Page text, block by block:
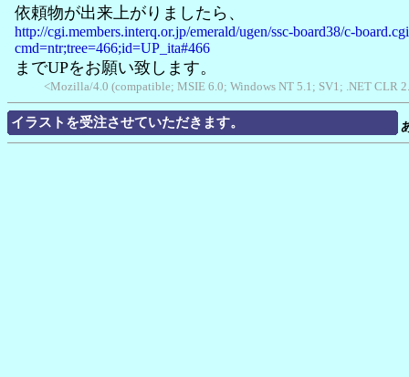
依頼物が出来上がりましたら、
http://cgi.members.interq.or.jp/emerald/ugen/ssc-board38/c-
cmd=ntr;tree=466;id=UP_ita#466
までUPをお願い致します。
<Mozilla/4.0 (compatible; MSIE 6.0; Windows NT 5.1; SV1; .NET
イラストを受注させていただきます。